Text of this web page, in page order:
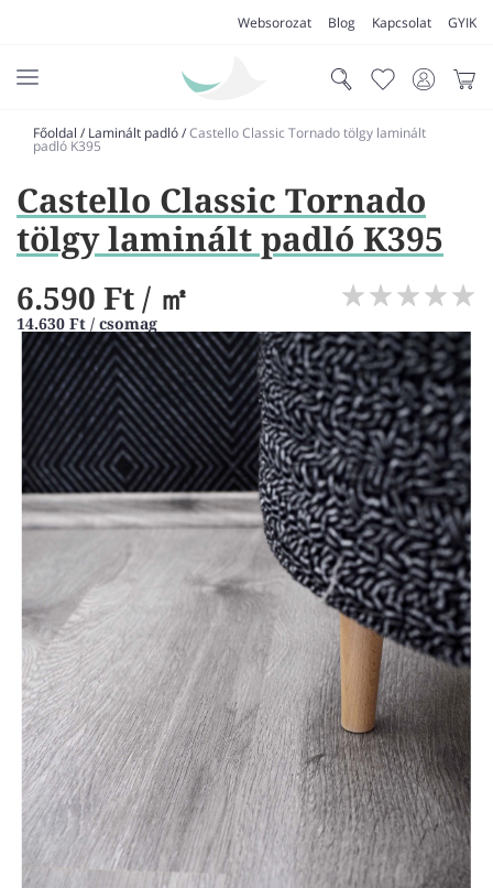
Websorozat Blog Kapcsolat GYIK
SZŐNYEG
PADLÓSZŐNYEG
MŰFŰ
VÍZÁLLÓ PADLÓ
LAMINÁLT PADLÓ
FUTÓSZŐNYEG
LÁBTÖRLŐ
FÜRDŐSZOBA SZŐNYEG
AJÁNDÉK ÖTLETEK
VINYL FALBURKOLAT
Főoldal / Laminált padló/Castello Classic Tornado tölgy laminált
padló K395
Castello Classic Tornado
tölgy laminált padló K395
6.590 Ft / ㎡
14.630 Ft / csomag